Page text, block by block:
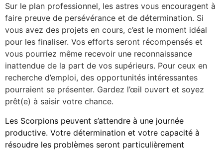
Sur le plan professionnel, les astres vous encouragent à
faire preuve de persévérance et de détermination. Si
vous avez des projets en cours, c’est le moment idéal
pour les finaliser. Vos efforts seront récompensés et
vous pourriez même recevoir une reconnaissance
inattendue de la part de vos supérieurs. Pour ceux en
recherche d’emploi, des opportunités intéressantes
pourraient se présenter. Gardez l’œil ouvert et soyez
prêt(e) à saisir votre chance.
Les Scorpions peuvent s’attendre à une journée
productive. Votre détermination et votre capacité à
résoudre les problèmes seront particulièrement